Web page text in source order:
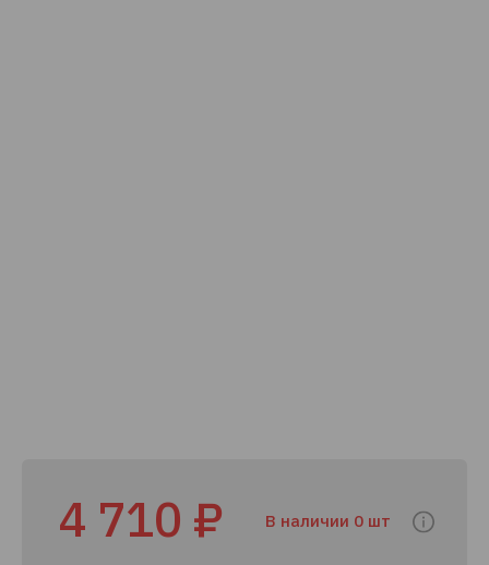
4 710 ₽ В наличии 0 шт